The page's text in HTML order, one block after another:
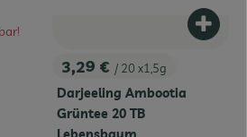
, Preis:
3,29 € / 20 x1,5g
Darjeeling Ambootia
Grüntee 20 TB